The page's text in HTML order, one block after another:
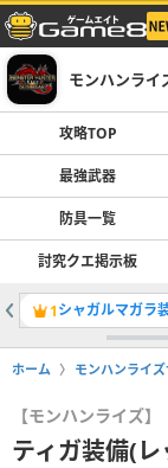
モンハンライ
攻略TOP
最強武器
防具一覧
討究クエ掲示板
1
ホーム モンハンライ
【モンハンライズ】
ティガ装備(